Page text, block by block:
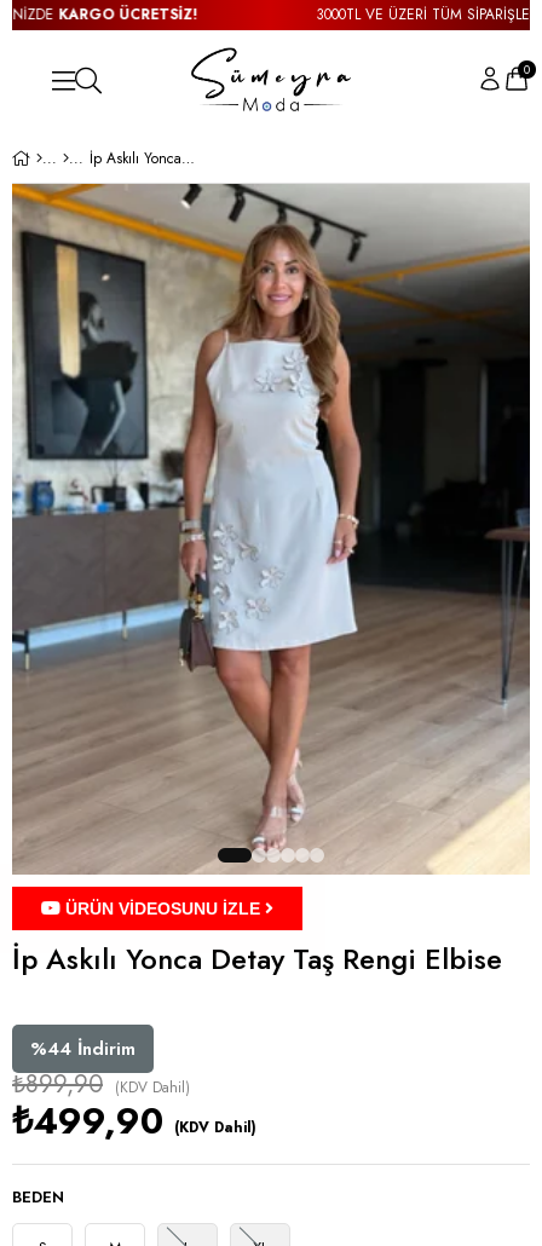
KARGO ÜCRETSİZ! 3000TL VE ÜZERİ TÜM
0
İp Askılı Yonca Detay Taş Rengi Elbise
ÜRÜN VİDEOSUNU İZLE
İp Askılı Yonca Detay Taş Rengi Elbise
%44 İndirim
₺899,90 (KDV Dahil)
₺499,90 (KDV Dahil)
BEDEN